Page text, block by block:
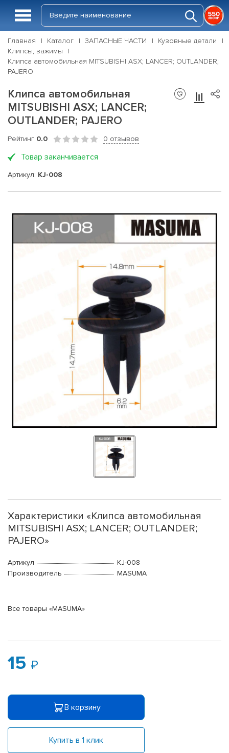
Главная Каталог ЗАПАСНЫЕ ЧАСТИ
Кузовные детали
Клипсы, зажимы
Клипса автомобильная MITSUBISHI ASX; LANCER; OUTLANDER;
PAJERO
Клипса автомобильная
MITSUBISHI ASX; LANCER;
OUTLANDER; PAJERO
Рейтинг 0.0 0 отзывов
Товар заканчивается
Артикул: KJ-008
Характеристики «Клипса автомобильная
MITSUBISHI ASX; LANCER; OUTLANDER;
PAJERO»
Артикул
KJ-008
Производитель
MASUMA
Все товары «MASUMA»
15
В корзину
Купить в 1 клик